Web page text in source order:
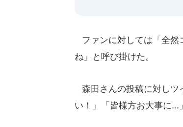
ファンに対しては「全然
ね」と呼び掛けた。
森田さんの投稿に対しツ
い！」「皆様方お大事に...